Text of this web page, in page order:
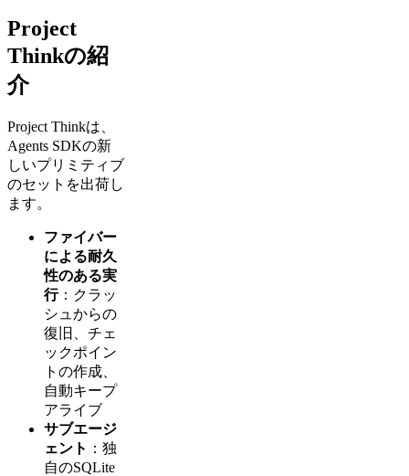
Project
Thinkの紹
介
Project Thinkは、
Agents SDKの新
しいプリミティブ
のセットを出荷し
ます。
ファイバー
による耐久
性のある実
行：クラッ
シュからの
復旧、チェ
ックポイン
トの作成、
自動キープ
アライブ
サブエージ
ェント ：独
自のSQLite